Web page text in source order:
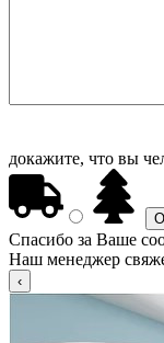
докажите, что вы
Спасибо за Ваше
Наш менеджер